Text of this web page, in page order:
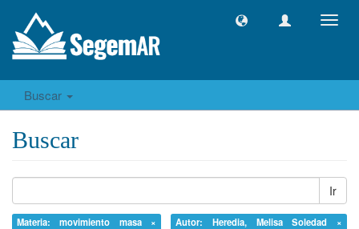
Buscar
Buscar
Ir
Materia: movimiento masa ×
Autor: Heredia, Melisa Soledad ×